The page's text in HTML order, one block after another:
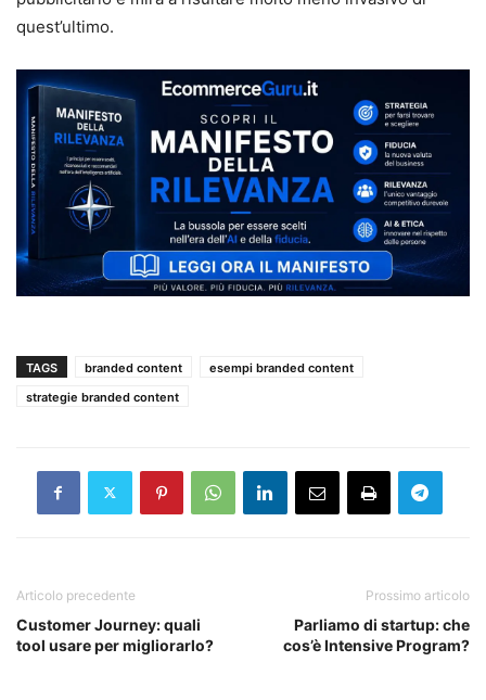
quest’ultimo.
TAGS branded content
esempi branded content
strategie branded content
Articolo precedente
Customer Journey: quali
tool usare per migliorarlo?
Prossimo articolo
Parliamo di startup: che
cos’è Intensive Program?